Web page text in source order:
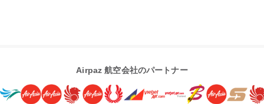
Airpaz 航空会社のパートナー